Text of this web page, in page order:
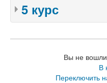
5 курс
Вы не
В
Переключить